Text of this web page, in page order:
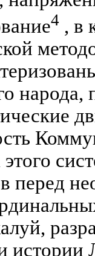
4 , в
народа,
перед
истории